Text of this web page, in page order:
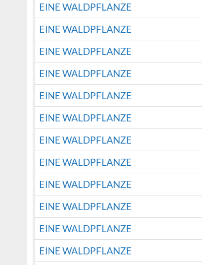
EINE WALDPFLANZE
EINE WALDPFLANZE
EINE WALDPFLANZE
EINE WALDPFLANZE
EINE WALDPFLANZE
EINE WALDPFLANZE
EINE WALDPFLANZE
EINE WALDPFLANZE
EINE WALDPFLANZE
EINE WALDPFLANZE
EINE WALDPFLANZE
EINE WALDPFLANZE